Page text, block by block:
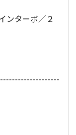
ンターボ／２